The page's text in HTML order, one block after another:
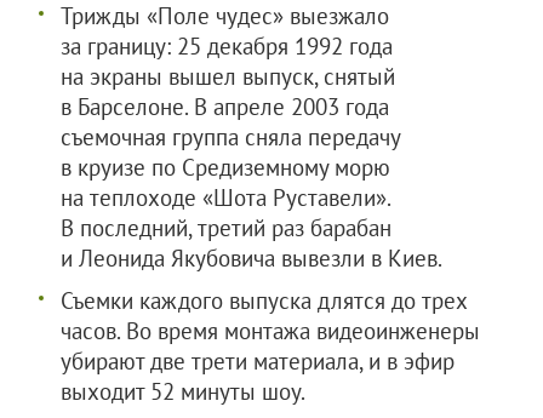
Трижды «Поле чудес» выезжало
за границу: 25 декабря 1992 года
на экраны вышел выпуск, снятый
в Барселоне. В апреле 2003 года
съемочная группа сняла передачу
в круизе по Средиземному морю
на теплоходе «Шота Руставели».
В последний, третий раз барабан
и Леонида Якубовича вывезли в Киев.
Съемки каждого выпуска длятся до трех
часов. Во время монтажа видеоинженеры
убирают две трети материала, и в эфир
выходит 52 минуты шоу.